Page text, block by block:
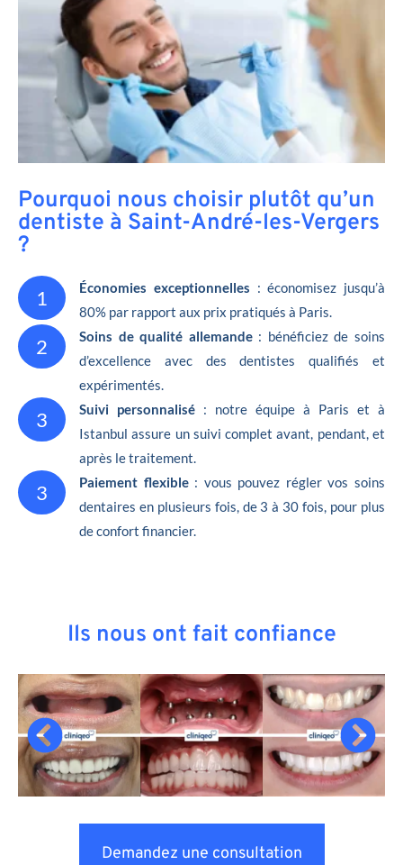
Pourquoi nous choisir plutôt qu’un
dentiste à Saint-André-les-Vergers
?
1 Économies exceptionnelles : économisez jusqu’à
80% par rapport aux prix pratiqués à Paris.
2 Soins de qualité allemande: bénéficiez de soins
d’excellence avec des dentistes qualifiés et
expérimentés.
3 Suivi personnalisé : notre équipe à Paris et à
Istanbul assure un suivi complet avant, pendant, et
après le traitement.
3 Paiement flexible: vous pouvez régler vos soins
dentaires en plusieurs fois, de 3 à 30 fois, pour plus
de confort financier.
Ils nous ont fait confiance
Demandez une consultation